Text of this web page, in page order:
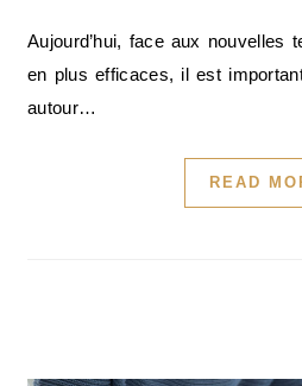
Aujourd’hui, face aux nouvelles techniques de vol de plus
en plus efficaces, il est
autour…
READ